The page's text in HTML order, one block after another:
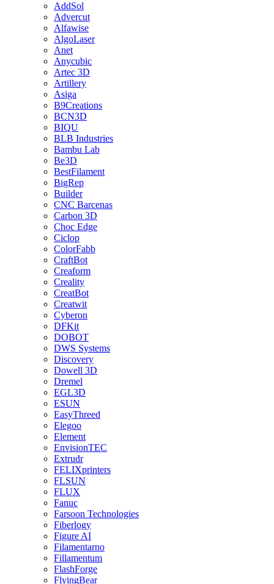
AddSol
Advercut
Alfawise
AlgoLaser
Anet
Anycubic
Artec 3D
Artillery
Asiga
B9Creations
BCN3D
BIQU
BLB Industries
Bambu Lab
Be3D
BestFilament
BigRep
Builder
CNC Barcenas
Carbon 3D
Choc Edge
Ciclop
ColorFabb
CraftBot
Creaform
Creality
CreatBot
Creatwit
Cyberon
DFKit
DOBOT
DWS Systems
Discovery
Dowell 3D
Dremel
EGL3D
ESUN
EasyThreed
Elegoo
Element
EnvisionTEC
Extrudr
FELIXprinters
FLSUN
FLUX
Fanuc
Farsoon Technologies
Fiberlogy
Figure AI
Filamentarno
Fillamentum
FlashForge
FlyingBear